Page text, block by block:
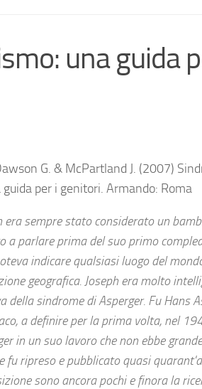
una guida
G. & McPartland J. (2007)
per i genitori. Armando: Roma
era sempre stato considerato un
a parlare prima del suo primo
indicare qualsiasi luogo del
geografica. Joseph era molto
della sindrome di Asperger. Fu Hans
a definire per la prima volta, nel
in un suo lavoro che non ebbe
fu ripreso e pubblicato quasi
sono ancora pochi e finora la